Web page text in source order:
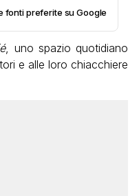
fonti preferite su Google
, uno spazio quotidiano
e alle loro chiacchiere